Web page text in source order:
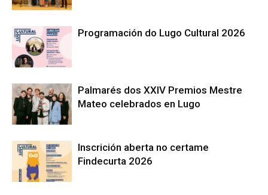
Programación do Lugo Cultural 2026
Palmarés dos XXIV Premios Mestre
Mateo celebrados en Lugo
Inscrición aberta no certame
Findecurta 2026